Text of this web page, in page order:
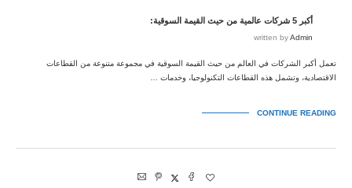
أكبر 5 شركات عالمية من حيث القيمة السوقية:
written byAdmin
تعمل أكبر الشركات في العالم من حيث القيمة السوقية في مجموعة متنوعة من القطاعات
الاقتصادية، وتشمل هذه القطاعات التكنولوجيا، وخدمات …
CONTINUE READING